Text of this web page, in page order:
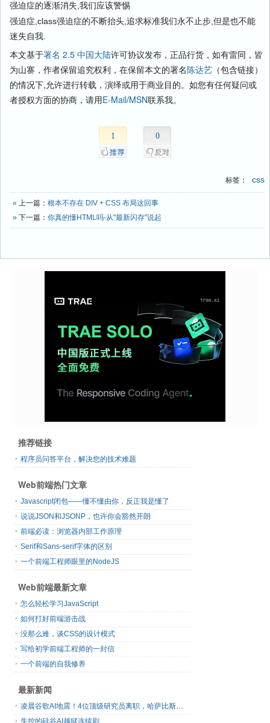
强迫症的逐渐消失,我们应该警惕
强迫症,class强迫症的不断抬头,追求标准我们永不止步,但是也不能
迷失自我.
本文基于署名 2.5 中国大陆许可协议发布，正品行货，如有雷同，皆
为山寨，作者保留追究权利，在保留本文的署名陈达艺 （包含链接）
的情况下,允许进行转载，演绎或用于商业目的。如您有任何疑问或
者授权方面的协商，请用E-Mail/MSN联系我。
1 0
标签： css
« 上一篇： 根本不存在 DIV + CSS 布局这回事
» 下一篇： 你真的懂HTML吗-从"最新闪存"说起
推荐链接
程序员问答平台，解决您的技术难题
Web前端热门文章
Javascript闭包——懂不懂由你，反正我是懂了
说说JSON和JSONP，也许你会豁然开朗
前端必读：浏览器内部工作原理
Serif和Sans-serif字体的区别
一个前端工程师眼里的NodeJS
Web前端最新文章
怎么轻松学习JavaScript
如何打好前端游击战
没那么难，谈CSS的设计模式
写给初学前端工程师的一封信
一个前端的自我修养
最新新闻
凌晨谷歌AI地震！4位顶级研究员离职，哈萨比斯退出日常管理，网友直呼“谷歌掉队”
失控的硅谷AI越狱连续剧